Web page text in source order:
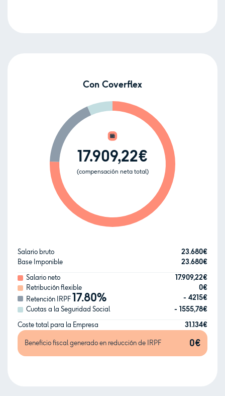
Con Coverflex
17.909,22€
(compensación neta total)
Salario bruto 23.680€
Base Imponible 23.680€
Salario neto 17.909,22€
Retribución flexible 0€
Retención IRPF 17.80% - 4215€
Cuotas a la Seguridad Social - 1555,78€
Coste total para la Empresa 31.134€
Beneficio fiscal generado en reducción de IRPF 0€